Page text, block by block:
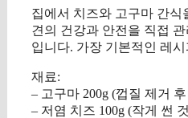
집에서 치즈와 고구마 간식
견의 건강과 안전을 직접
입니다. 가장 기본적인 레
재료:
– 고구마 200g (껍질 제거
– 저염 치즈 100g (작게 썬